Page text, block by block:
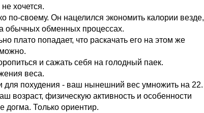
хочется.
по-своему. Он нацелился экономить калории везде,
обычных обменных процессах.
плато попадает, что раскачать его на этом же
и сажать себя на голодный паек.
веса.
для похудения - ваш нынешний вес умножить на 22.
возраст, физическую активность и особенности
догма. Только ориентир.